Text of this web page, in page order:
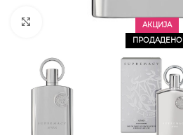
АКЦИЈА
ПРОДАДЕНО
CLICK TO ENLARGE